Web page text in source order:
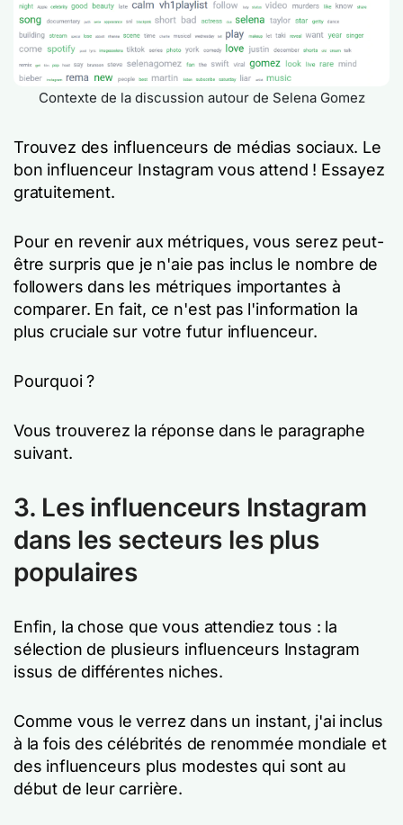
Contexte de la discussion autour de Selena Gomez
Trouvez des influenceurs de médias sociaux. Le
bon influenceur Instagram vous attend ! Essayez
gratuitement.
Pour en revenir aux métriques, vous serez peut-
être surpris que je n'aie pas inclus le nombre de
followers dans les métriques importantes à
comparer. En fait, ce n'est pas l'information la
plus cruciale sur votre futur influenceur.
Pourquoi ?
Vous trouverez la réponse dans le paragraphe
suivant.
3. Les influenceurs Instagram
dans les secteurs les plus
populaires
Enfin, la chose que vous attendiez tous : la
sélection de plusieurs influenceurs Instagram
issus de différentes niches.
Comme vous le verrez dans un instant, j'ai inclus
à la fois des célébrités de renommée mondiale et
des influenceurs plus modestes qui sont au
début de leur carrière.